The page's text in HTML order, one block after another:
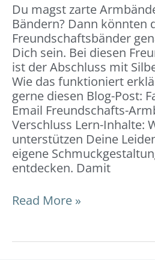
Du magst zarte
Bändern? Dann könnten
Freundschaftsbänder
Dich sein. Bei diesen
ist der Abschluss mit
Wie das funktioniert
gerne diesen Blog-Post:
Email Freundschafts-
Verschluss Lern-Inhalte:
unterstützen Deine
eigene
entdecken. Damit
Read More »